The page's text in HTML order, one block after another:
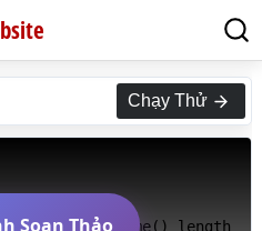
Chạy Thử
length
Soạn Thảo